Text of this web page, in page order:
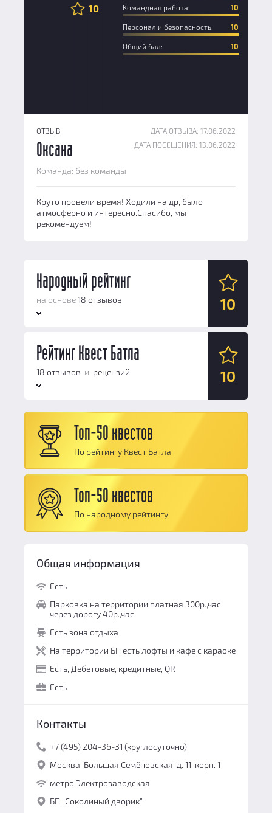
10 Командная работа: 10
Персонал и безопасность: 10
Общий бал: 10
ОТЗЫВ
ДАТА ОТЗЫВА: 17.06.2022
ДАТА ПОСЕЩЕНИЯ: 13.06.2022
Оксана
Команда: без команды
Круто провели время! Ходили на др, было
атмосферно и интересно.Спасибо, мы
рекомендуем!
Народный рейтинг
на основе18 отзывов 10
Антураж: 10
Логические задачи:
Сюжет:
Персонал и безопасность:
Общий балл:
Рейтинг Квест Батла
18 отзывов и рецензий 10
Логические задачи:
Персонал и безопасность:
Общий балл:
Топ-50 квестов
По рейтингу Квест Батла
Топ-50 квестов
По народному рейтингу
Общая информация
Есть
Парковка на территории платная 300р.,час,
через дорогу 40р.,час
Есть зона отдыха
На территории БП есть лофты и кафе с караоке
Есть, Дебетовые, кредитные, QR
Есть
Контакты
+7 (495) 204-36-31 (круглосуточно)
Москва, Большая Семёновская, д. 11, корп. 1
метро Электрозаводская
БП "Соколиный дворик"